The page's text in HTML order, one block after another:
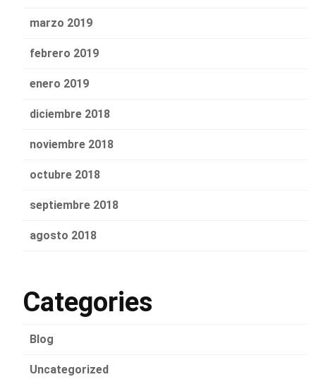
marzo 2019
febrero 2019
enero 2019
diciembre 2018
noviembre 2018
octubre 2018
septiembre 2018
agosto 2018
Categories
Blog
Uncategorized